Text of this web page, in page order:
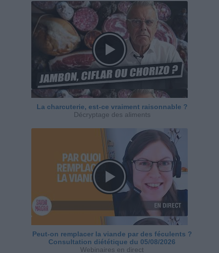
La charcuterie, est-ce vraiment raisonnable ?
Décryptage des aliments
Peut-on remplacer la viande par des féculents ?
Consultation diététique du 05/08/2026
Webinaires en direct